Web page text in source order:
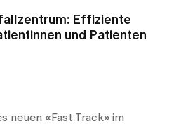
Effiziente
und Patienten
neuen «Fast Track» im